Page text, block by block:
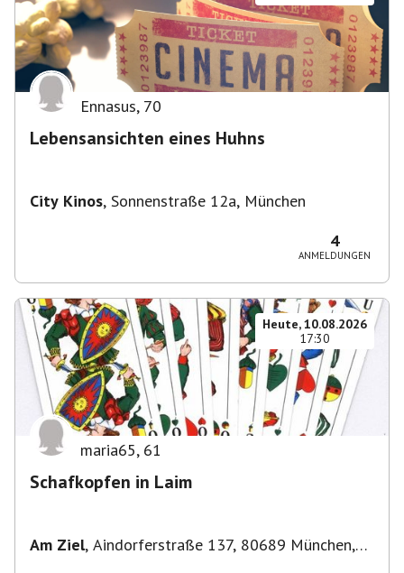
Ennasus, 70
Lebensansichten eines Huhns
City Kinos, Sonnenstraße 12a, München
4
ANMELDUNGEN
Heute, 10.08.2026
17:30
maria65, 61
Schafkopfen in Laim
Am Ziel, Aindorferstraße 137, 80689 München,